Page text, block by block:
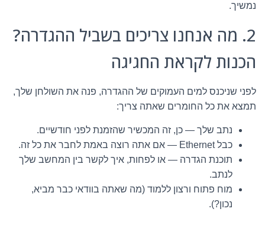
נמשיך.
2. מה אנחנו צריכים בשביל ההגדרה?
הכנות לקראת החגיגה
לפני שניכנס למים העמוקים של ההגדרה, פנה את השולחן שלך,
תמצא את כל החומרים שאתה צריך:
נתב שלך — כן, זה המכשיר שהזמנת לפני חודשיים.
כבל Ethernet — אם אתה רוצה באמת לחבר את כל זה.
תוכנת הגדרה — או לפחות, איך לקשר בין המחשב שלך
לנתב.
מוח פתוח ורצון ללמוד (מה שאתה בוודאי כבר מביא,
נכון?).